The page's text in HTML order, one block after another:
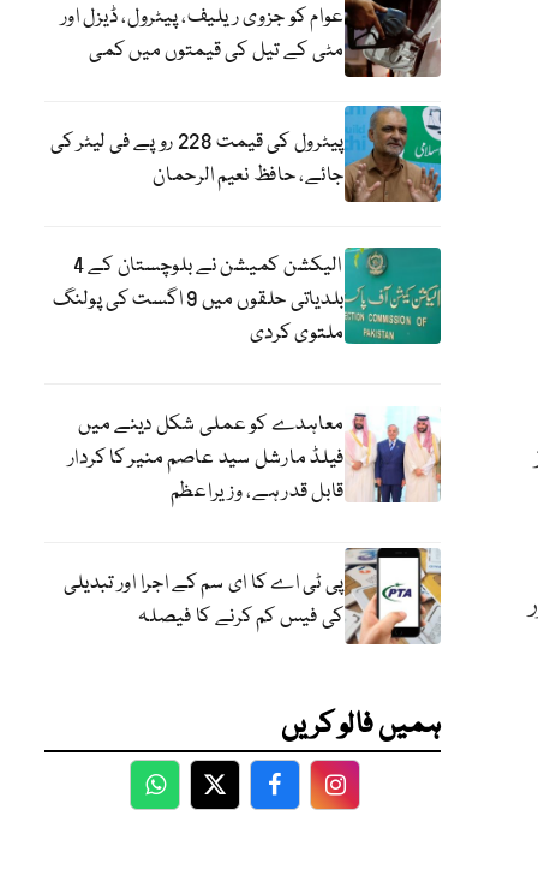
عوام کو جزوی ریلیف، پیٹرول، ڈیزل اور
مٹی کے تیل کی قیمتوں میں کمی
پیٹرول کی قیمت 228 روپے فی لیٹر کی
جائے، حافظ نعیم الرحمان
الیکشن کمیشن نے بلوچستان کے 4
بلدیاتی حلقوں میں 9 اگست کی پولنگ
ملتوی کردی
معاہدے کو عملی شکل دینے میں
فیلڈ مارشل سید عاصم منیر کا کردار
قابل قدر ہے، وزیراعظم
پی ٹی اے کا ای سم کے اجرا اور تبدیلی
کی فیس کم کرنے کا فیصلہ
ہمیں فالو کریں
WhatsApp
TwitterFacebookFacebook